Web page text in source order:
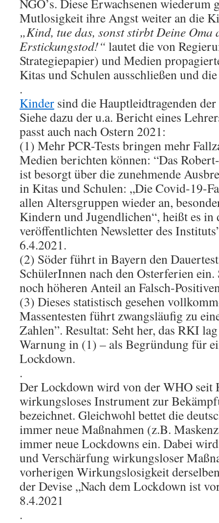
NGO’s. Diese Erwachsenen wiederum
Mutlosigkeit ihre Angst weiter an die
„Kind, tue das, sonst stirbt Deine Oma
Erstickungstod!“ lautet die von
Strategiepapier) und Medien
Kitas und Schulen ausschließen und
.
Kinder sind die Hauptleidtragenden
Siehe dazu der u.a. Bericht eines
passt auch nach Ostern 2021:
(1) Mehr PCR-Tests bringen mehr
Medien berichten können: “Das
ist besorgt über die zunehmende
in Kitas und Schulen: „Die Covid-19-
allen Altersgruppen wieder an,
Kindern und Jugendlichen“, heißt es
veröffentlichten Newsletter des
6.4.2021.
(2) Söder führt in Bayern den
SchülerInnen nach den Osterferien
noch höheren Anteil an Falsch-
(3) Dieses statistisch gesehen
Massentesten führt zwangsläufig zu
Zahlen”. Resultat: Seht her, das RKI
Warnung in (1) – als Begründung für
Lockdown.
.
Der Lockdown wird von der WHO seit
wirkungsloses Instrument zur
bezeichnet. Gleichwohl bettet die
immer neue Maßnahmen (z.B.
immer neue Lockdowns ein. Dabei
und Verschärfung wirkungsloser
vorherigen Wirkungslosigkeit
der Devise „Nach dem Lockdown ist
8.4.2021
.